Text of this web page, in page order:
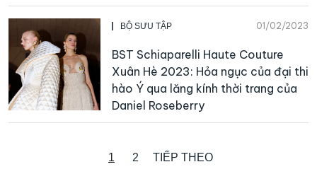
BỘ SƯU TẬP 01/02/2023
BST Schiaparelli Haute Couture
Xuân Hè 2023: Hỏa ngục của đại thi
hào Ý qua lăng kính thời trang của
Daniel Roseberry
1 2 TIẾP THEO